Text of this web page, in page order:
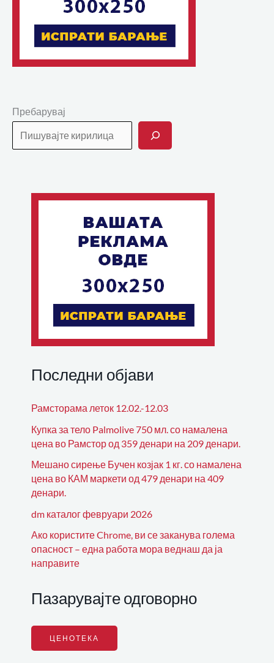
Пребарувај
Последни објави
Рамсторама леток 12.02.-12.03
Купка за тело Palmolive 750 мл. со намалена
цена во Рамстор од 359 денари на 209 денари.
Мешано сирење Бучен козјак 1 кг. со намалена
цена во КАМ маркети од 479 денари на 409
денари.
dm каталог февруари 2026
Ако користите Chrome, ви се заканува голема
опасност – една работа мора веднаш да ја
направите
Пазарувајте одговорно
ЦЕНОТЕКА